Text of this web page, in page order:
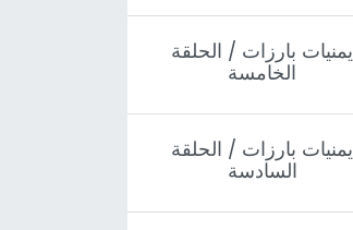
يمنيات بارزات / الحلقة
الخامسة
يمنيات بارزات / الحلقة
السادسة
info@RamzFM.net